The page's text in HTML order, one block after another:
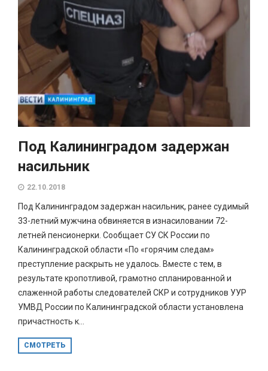
Под Калининградом задержан
насильник
22.10.2018
Под Калининградом задержан насильник, ранее судимый
33-летний мужчина обвиняется в изнасиловании 72-
летней пенсионерки. Сообщает СУ СК России по
Калининградской области «По «горячим следам»
преступление раскрыть не удалось. Вместе с тем, в
результате кропотливой, грамотно спланированной и
слаженной работы следователей СКР и сотрудников УУР
УМВД России по Калининградской области установлена
причастность к...
СМОТРЕТЬ